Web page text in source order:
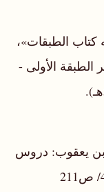
كتاب الطبقات»،
الطبقة الأولى -
الشافية، 123 *سالم بن يعقوب: دروس
(مخ) 12 *معمَّر: الإباضية في موكب، ح4/ ص211